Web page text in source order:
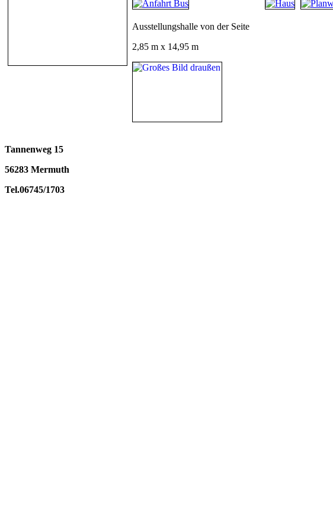
Ausstellungshalle von der Seite
2,85 m x 14,95 m
Tannenweg 15
56283 Mermuth
Tel.06745/1703